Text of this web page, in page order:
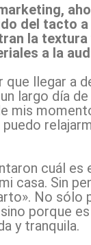
del tacto
la textura
a la
que llegar a
largo día
mis
cuál es
casa. Sin
No sólo
porque
y tranquila.